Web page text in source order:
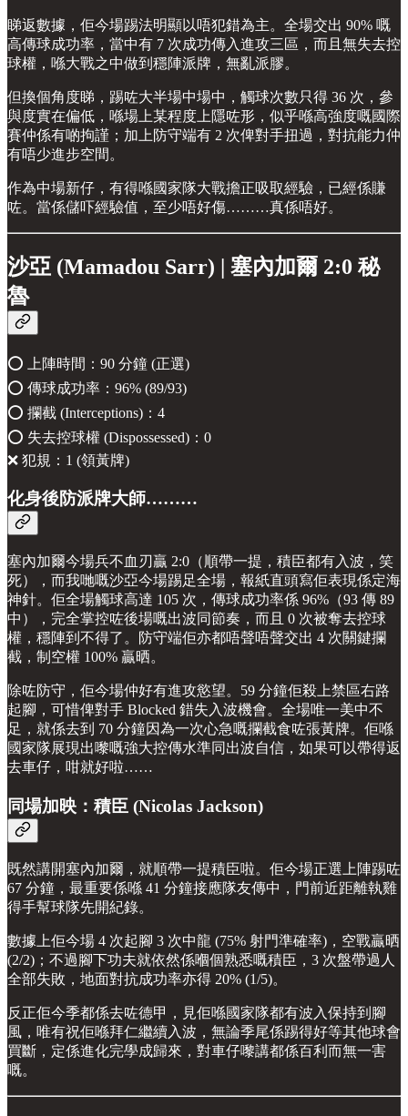
睇返數據，佢今場踢法明顯以唔犯錯為主。全場交出 90% 嘅
高傳球成功率，當中有 7 次成功傳入進攻三區，而且無失去控
球權，喺大戰之中做到穩陣派牌，無亂派膠。
但換個角度睇，踢咗大半場中場中，觸球次數只得 36 次，參
與度實在偏低，喺場上某程度上隱咗形，似乎喺高強度嘅國際
賽仲係有啲拘謹；加上防守端有 2 次俾對手扭過，對抗能力仲
有唔少進步空間。
作為中場新仔，有得喺國家隊大戰擔正吸取經驗，已經係賺
咗。當係儲吓經驗值，至少唔好傷………真係唔好。
沙亞 (Mamadou Sarr) | 塞內加爾 2:0 秘
魯
⭕️ 上陣時間：90 分鐘 (正選)
⭕️ 傳球成功率：96% (89/93)
⭕️ 攔截 (Interceptions)：4
⭕️ 失去控球權 (Dispossessed)：0
❌ 犯規：1 (領黃牌)
化身後防派牌大師………
塞內加爾今場兵不血刃贏 2:0（順帶一提，積臣都有入波，笑
死），而我哋嘅沙亞今場踢足全場，報紙直頭寫佢表現係定海
神針。佢全場觸球高達 105 次，傳球成功率係 96%（93 傳 89
中），完全掌控咗後場嘅出波同節奏，而且 0 次被奪去控球
權，穩陣到不得了。防守端佢亦都唔聲唔聲交出 4 次關鍵攔
截，制空權 100% 贏晒。
除咗防守，佢今場仲好有進攻慾望。59 分鐘佢殺上禁區右路
起腳，可惜俾對手 Blocked 錯失入波機會。全場唯一美中不
足，就係去到 70 分鐘因為一次心急嘅攔截食咗張黃牌。佢喺
國家隊展現出嚟嘅強大控傳水準同出波自信，如果可以帶得返
去車仔，咁就好啦……
同場加映：積臣 (Nicolas Jackson)
既然講開塞內加爾，就順帶一提積臣啦。佢今場正選上陣踢咗
67 分鐘，最重要係喺 41 分鐘接應隊友傳中，門前近距離執雞
得手幫球隊先開紀錄。
數據上佢今場 4 次起腳 3 次中龍 (75% 射門準確率)，空戰贏晒
(2/2)；不過腳下功夫就依然係嗰個熟悉嘅積臣，3 次盤帶過人
全部失敗，地面對抗成功率亦得 20% (1/5)。
反正佢今季都係去咗德甲，見佢喺國家隊都有波入保持到腳
風，唯有祝佢喺拜仁繼續入波，無論季尾係踢得好等其他球會
買斷，定係進化完學成歸來，對車仔嚟講都係百利而無一害
嘅。